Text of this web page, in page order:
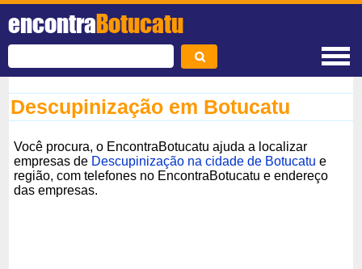
encontraBotucatu
Descupinização em Botucatu
Você procura, o EncontraBotucatu ajuda a localizar
empresas de Descupinização na cidade de Botucatu e
região, com telefones no EncontraBotucatu e endereço
das empresas.